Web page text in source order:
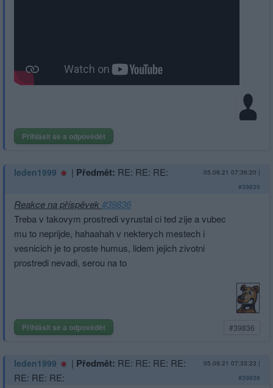
Přihlásit se a odpovědět
leden1999 | Předmět: RE: RE: RE: 05.09.21 07:36:20 |
#39839
Reakce na příspěvek#39836
Treba v takovym prostredi vyrustal ci ted zije a vubec
mu to neprijde, hahaahah v nekterych mestech i
vesnicich je to proste humus, lidem jejich zivotni
prostredi nevadi, serou na to
Přihlásit se a odpovědět #39836
leden1999 | Předmět: RE: RE: RE: RE:
RE: RE: RE:
05.09.21 07:33:23 |
#39838